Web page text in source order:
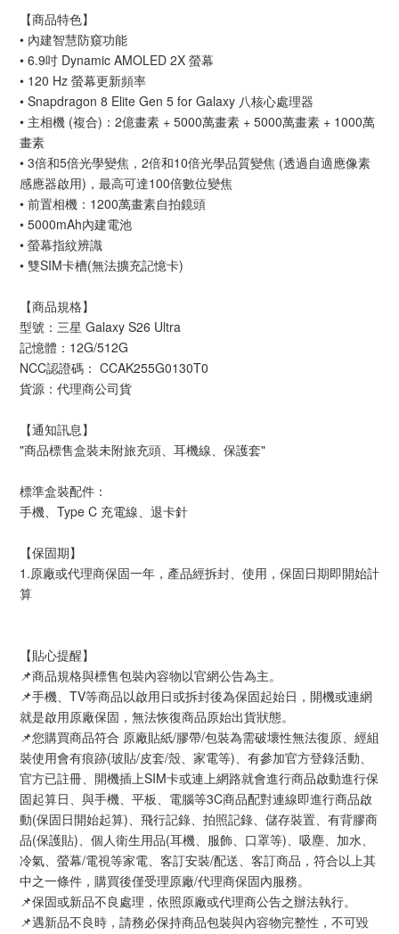
【商品特色】
• 內建智慧防窺功能
• 6.9吋 Dynamic AMOLED 2X 螢幕
• 120 Hz 螢幕更新頻率
• Snapdragon 8 Elite Gen 5 for Galaxy 八核心處理器
• 主相機 (複合)：2億畫素 + 5000萬畫素 + 5000萬畫素 + 1000萬
畫素
• 3倍和5倍光學變焦，2倍和10倍光學品質變焦 (透過自適應像素
感應器啟用)，最高可達100倍數位變焦
• 前置相機：1200萬畫素自拍鏡頭
• 5000mAh內建電池
• 螢幕指紋辨識
• 雙SIM卡槽(無法擴充記憶卡)
【商品規格】
型號：三星 Galaxy S26 Ultra
記憶體：12G/512G
NCC認證碼： CCAK255G0130T0
貨源：代理商公司貨
【通知訊息】
"商品標售盒裝未附旅充頭、耳機線、保護套"
標準盒裝配件：
手機、Type C 充電線、退卡針
【保固期】
1.原廠或代理商保固一年，產品經拆封、使用，保固日期即開始計
算
【貼心提醒】
📌商品規格與標售包裝內容物以官網公告為主。
📌手機、TV等商品以啟用日或拆封後為保固起始日，開機或連網
就是啟用原廠保固，無法恢復商品原始出貨狀態。
📌您購買商品符合 原廠貼紙/膠帶/包裝為需破壞性無法復原、經組
裝使用會有痕跡(玻貼/皮套/殼、家電等)、有參加官方登錄活動、
官方已註冊、開機插上SIM卡或連上網路就會進行商品啟動進行保
固起算日、與手機、平板、電腦等3C商品配對連線即進行商品啟
動(保固日開始起算)、飛行記錄、拍照記錄、儲存裝置、有背膠商
品(保護貼)、個人衛生用品(耳機、服飾、口罩等)、吸塵、加水、
冷氣、螢幕/電視等家電、客訂安裝/配送、客訂商品，符合以上其
中之一條件，購買後僅受理原廠/代理商保固內服務。
📌保固或新品不良處理，依照原廠或代理商公告之辦法執行。
📌遇新品不良時，請務必保持商品包裝與內容物完整性，不可毀